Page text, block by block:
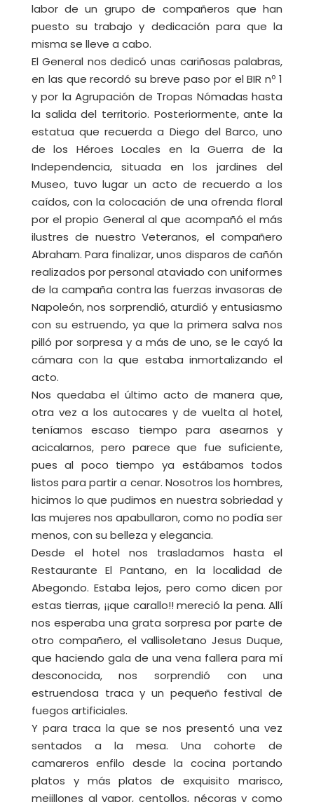
labor de un grupo de compañeros que han
puesto su trabajo y dedicación para que la
misma se lleve a cabo.
El General nos dedicó unas cariñosas palabras,
en las que recordó su breve paso por el BIR nº 1
y por la Agrupación de Tropas Nómadas hasta
la salida del territorio. Posteriormente, ante la
estatua que recuerda a Diego del Barco, uno
de los Héroes Locales en la Guerra de la
Independencia, situada en los jardines del
Museo, tuvo lugar un acto de recuerdo a los
caídos, con la colocación de una ofrenda floral
por el propio General al que acompañó el más
ilustres de nuestro Veteranos, el compañero
Abraham. Para finalizar, unos disparos de cañón
realizados por personal ataviado con uniformes
de la campaña contra las fuerzas invasoras de
Napoleón, nos sorprendió, aturdió y entusiasmo
con su estruendo, ya que la primera salva nos
pilló por sorpresa y a más de uno, se le cayó la
cámara con la que estaba inmortalizando el
acto.
Nos quedaba el último acto de manera que,
otra vez a los autocares y de vuelta al hotel,
teníamos escaso tiempo para asearnos y
acicalarnos, pero parece que fue suficiente,
pues al poco tiempo ya estábamos todos
listos para partir a cenar. Nosotros los hombres,
hicimos lo que pudimos en nuestra sobriedad y
las mujeres nos apabullaron, como no podía ser
menos, con su belleza y elegancia.
Desde el hotel nos trasladamos hasta el
Restaurante El Pantano, en la localidad de
Abegondo. Estaba lejos, pero como dicen por
estas tierras, ¡¡que carallo!! mereció la pena. Allí
nos esperaba una grata sorpresa por parte de
otro compañero, el vallisoletano Jesus Duque,
que haciendo gala de una vena fallera para mí
desconocida, nos sorprendió con una
estruendosa traca y un pequeño festival de
fuegos artificiales.
Y para traca la que se nos presentó una vez
sentados a la mesa. Una cohorte de
camareros enfilo desde la cocina portando
platos y más platos de exquisito marisco,
mejillones al vapor, centollos, nécoras y como